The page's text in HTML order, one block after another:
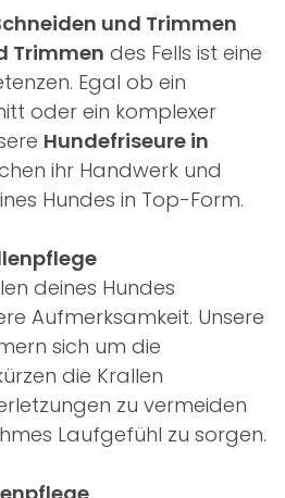
und Trimmen
Trimmen des Fells ist eine
Egal ob ein
oder ein komplexer
Hundefriseure in
ihr Handwerk und
Hundes in Top-Form.
deines Hundes
Aufmerksamkeit. Unsere
sich um die
die Krallen
zu vermeiden
Laufgefühl zu sorgen.